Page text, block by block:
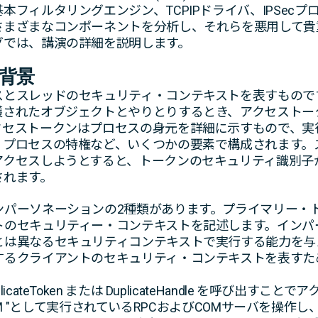
フィルタリングエンジン、TCPIPドライバ、IPSecプ
ざまなコンポーネントを分析し、それらを悪用して
は、講演の詳細を説明します。
景
スレッドのセキュリティ・コンテキストを表すもの
れたオブジェクトとやりとりするとき、アクセスト
ストークンはプロセスの身元を詳細に示すもので、
ロセスの特権など、いくつかの要素で構成されます
セスしようとすると、トークンのセキュリティ識別
ます。
ーソネーションの2種類があります。プライマリー・
セキュリティー・コンテキストを記述します。イン
異なるセキュリティコンテキストで実行する能力を
クライアントのセキュリティ・コンテキストを表す
または DuplicateHandle を呼び出すことでア
"として実行されているRPCおよびCOMサーバを操作し